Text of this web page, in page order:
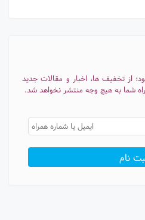
از تخفیف ها، اخبار و مقالات جدید
شما به هیچ وجه منتشر نخواهد شد.